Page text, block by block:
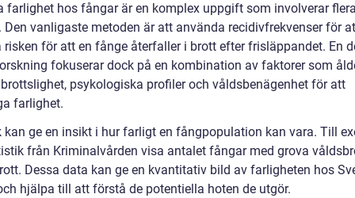
farlighet hos fångar är en komplex uppgift som involverar
Den vanligaste metoden är att använda recidivfrekvenser för
risken för att en fånge återfaller i brott efter frisläppandet. En
fokuserar dock på en kombination av faktorer som
psykologiska profiler och våldsbenägenhet för att
farlighet.
kan ge en insikt i hur farligt en fångpopulation kan vara. Till
från Kriminalvården visa antalet fångar med grova
Dessa data kan ge en kvantitativ bild av farligheten hos
hjälpa till att förstå de potentiella hoten de utgör.